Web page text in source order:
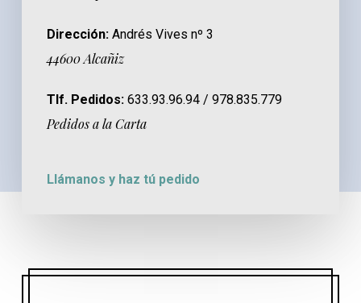
Dirección: Andrés Vives nº 3
44600 Alcañiz
Tlf. Pedidos: 633.93.96.94 / 978.835.779
Pedidos a la Carta
Llámanos y haz tú pedido